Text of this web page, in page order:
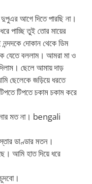
আগে দিতে পারছি না।
পাচ্ছি তুই তোর মায়ের
দোকান থেকে ডিম
যেতে বললাম। আমরা মা ও
ছেলে আমায় দাড়
ছেলেকে জড়িয়ে ধরতে
টিপতে চকাম চকাম করে
মত না। bengali
ডাণ্ডার মতন।
আমি হাত দিয়ে ধরে